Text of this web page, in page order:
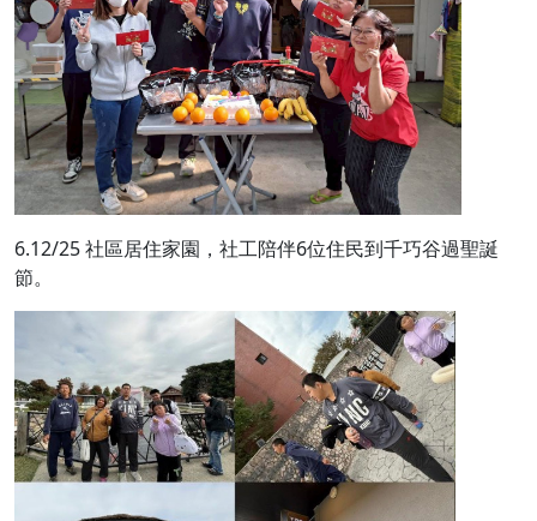
6.12/25 社區居住家園，社工陪伴6位住民到千巧谷過聖誕
節。